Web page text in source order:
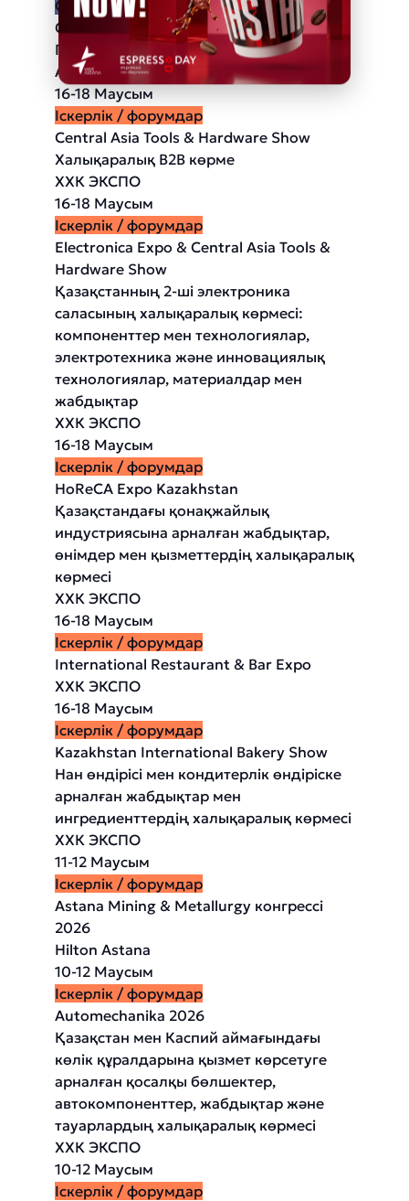
Ойын-сауық
Comic Con Astana 2026
Гик мәдениеті фестивалі
Астана Арена
16-18 Маусым
Іскерлік / форумдар
Central Asia Tools & Hardware Show
Халықаралық B2B көрме
ХХК ЭКСПО
16-18 Маусым
Іскерлік / форумдар
Electronica Expo & Central Asia Tools &
Hardware Show
Қазақстанның 2-ші электроника
саласының халықаралық көрмесі:
компоненттер мен технологиялар,
электротехника және инновациялық
технологиялар, материалдар мен
жабдықтар
ХХК ЭКСПО
16-18 Маусым
Іскерлік / форумдар
HoReCA Expo Kazakhstan
Қазақстандағы қонақжайлық
индустриясына арналған жабдықтар,
өнімдер мен қызметтердің халықаралық
көрмесі
ХХК ЭКСПО
16-18 Маусым
Іскерлік / форумдар
International Restaurant & Bar Expo
ХХК ЭКСПО
16-18 Маусым
Іскерлік / форумдар
Kazakhstan International Bakery Show
Нан өндірісі мен кондитерлік өндіріске
арналған жабдықтар мен
ингредиенттердің халықаралық көрмесі
ХХК ЭКСПО
11-12 Маусым
Іскерлік / форумдар
Astana Mining & Metallurgy конгрессі
2026
Hilton Astana
10-12 Маусым
Іскерлік / форумдар
Automechanika 2026
Қазақстан мен Каспий аймағындағы
көлік құралдарына қызмет көрсетуге
арналған қосалқы бөлшектер,
автокомпоненттер, жабдықтар және
тауарлардың халықаралық көрмесі
ХХК ЭКСПО
10-12 Маусым
Іскерлік / форумдар